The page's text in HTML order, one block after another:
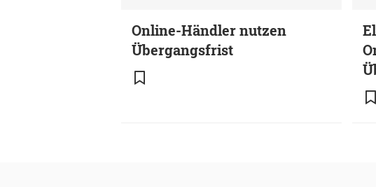
Online-Händler nutzen
Übergangsfrist